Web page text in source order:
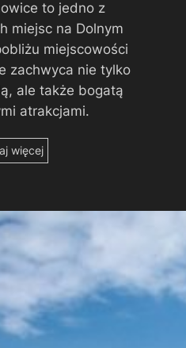
to jedno z
miejsc na Dolnym
miejscowości
zachwyca nie tylko
ale także bogatą
atrakcjami.
więcej